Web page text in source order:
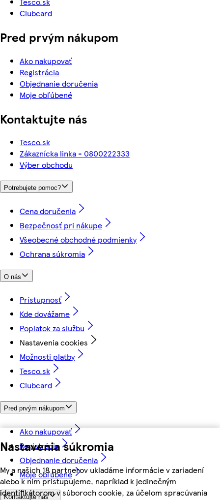
Nastavenia súkromia
My a našich 18 partnerov ukladáme informácie v zariadení
alebo k nim pristupujeme, napríklad k jedinečným
identifikátorom v súboroch cookie, za účelom spracúvania
Clubcard
Pred prvým nákupom
Ako nakupovať
Registrácia
Objednanie doručenia
Moje obľúbené
Kontaktujte nás
Tesco.sk
Zákaznícka linka - 0800222333
Výber obchodu
Potrebujete pomoc?
Cena doručenia
Bezpečnosť pri nákupe
Všeobecné obchodné podmienky
Ochrana súkromia
O nás
Prístupnosť
Kde dovážame
Poplatok za službu
Nastavenia cookies
Možnosti platby
Tesco.sk
Clubcard
Pred prvým nákupom
Ako nakupovať
Registrácia
Objednanie doručenia
Moje obľúbené
Kontaktujte nás